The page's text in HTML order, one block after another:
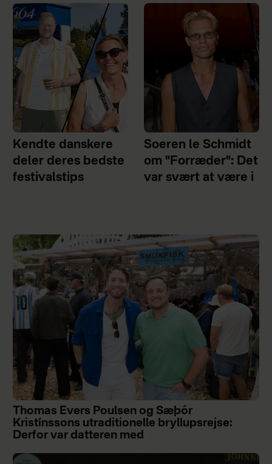
Kendte danskere
deler deres bedste
festivalstips
Soeren le Schmidt
om "Forræder": Det
var svært at være i
Thomas Evers Poulsen og Sæþór
Kristínssons utraditionelle bryllupsrejse:
Derfor var datteren med